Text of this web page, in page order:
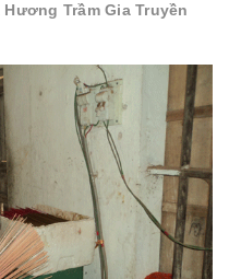
Hương Trầm Gia Truyền